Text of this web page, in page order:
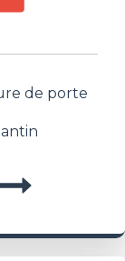
de porte